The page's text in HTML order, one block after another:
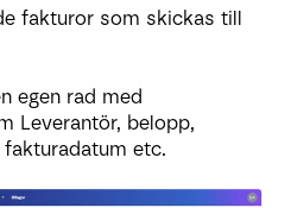
fakturor som skickas till
egen rad med
Leverantör, belopp,
etc.